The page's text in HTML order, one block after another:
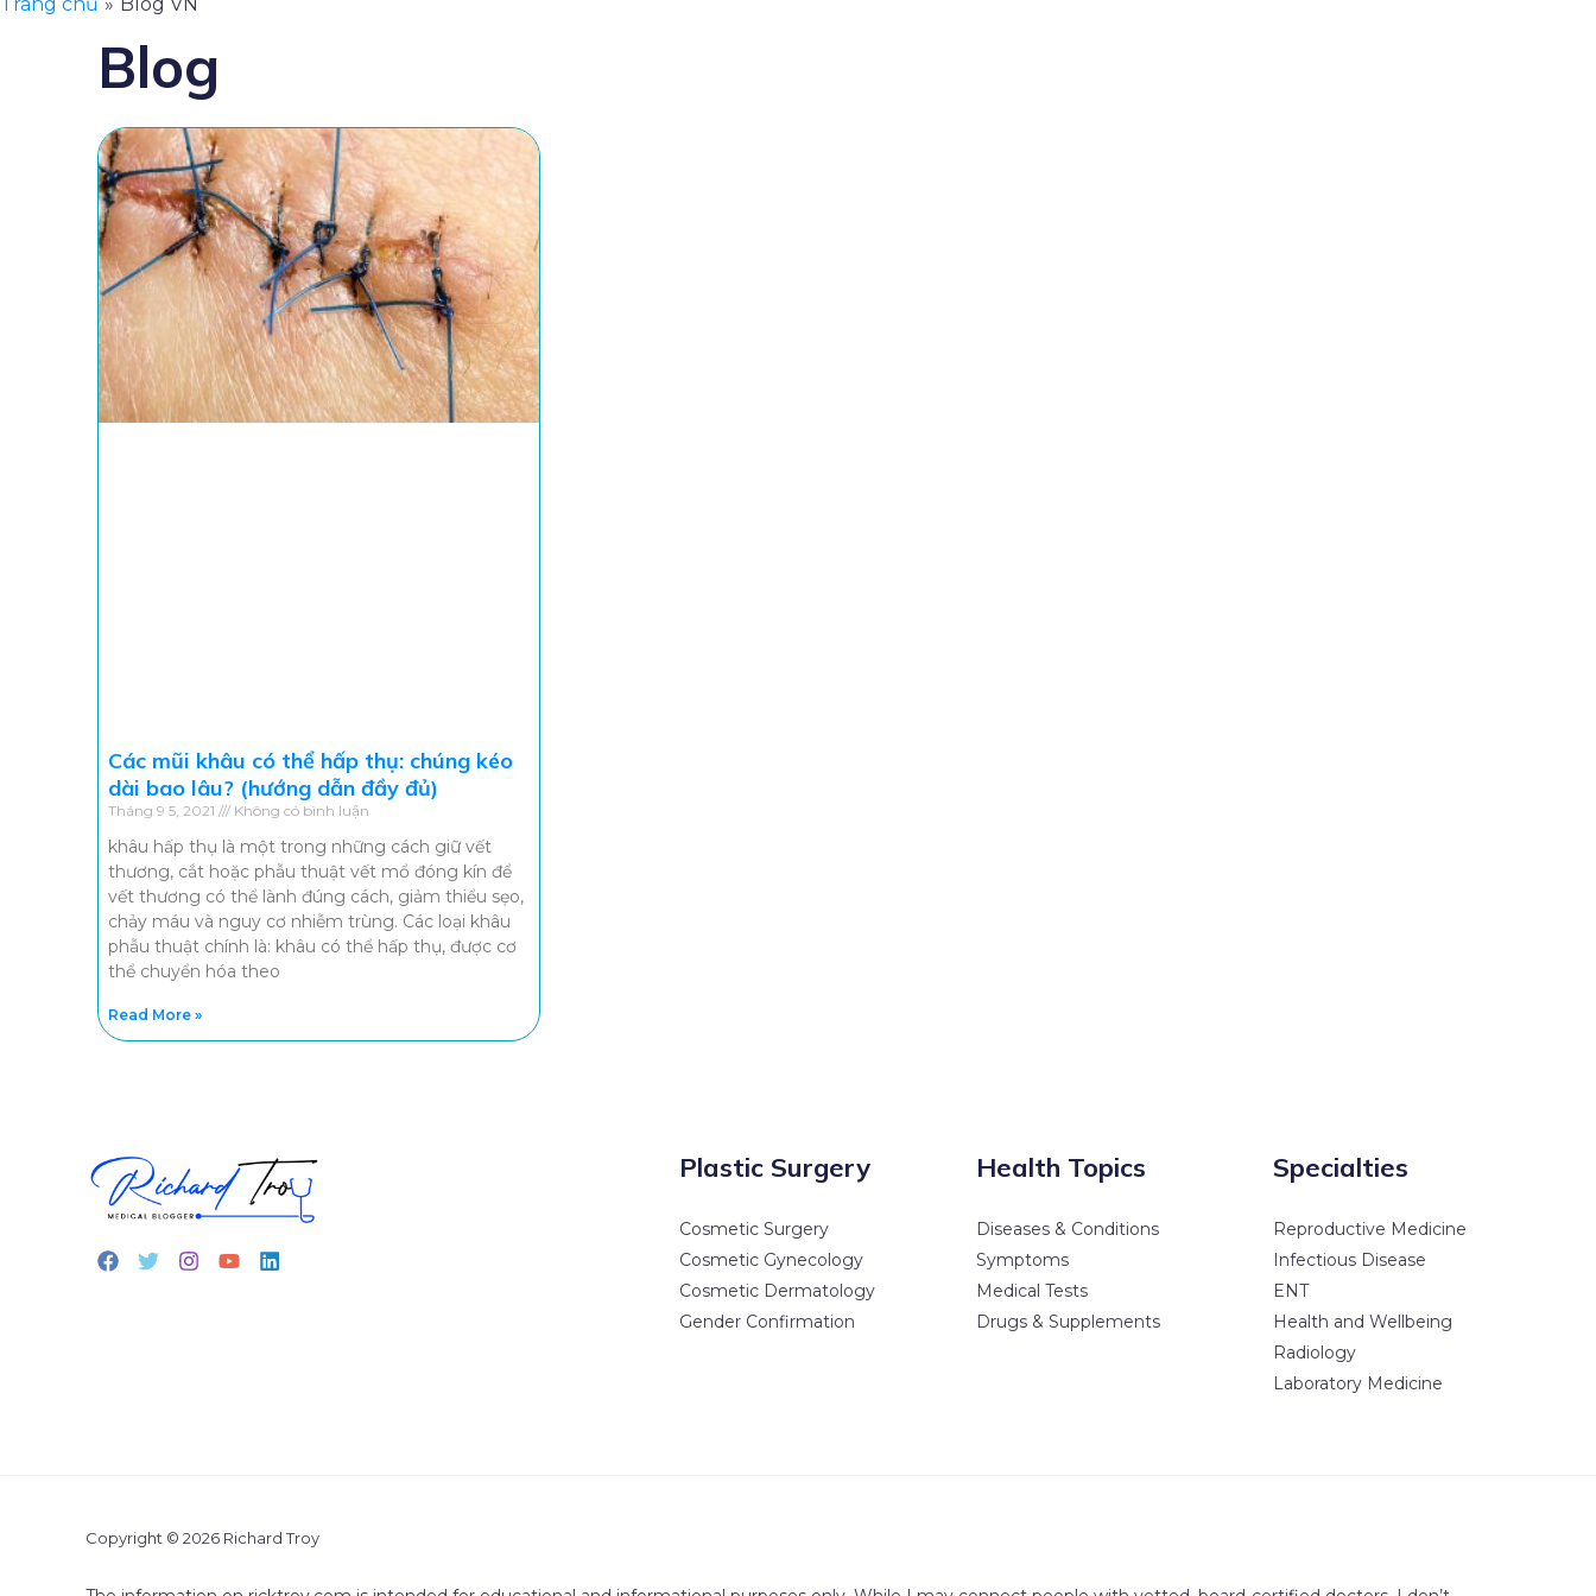
Blog
Các mũi khâu có thể hấp thụ: chúng kéo
dài bao lâu? (hướng dẫn đầy đủ)
Tháng 9 5, 2021 Không có bình luận
khâu hấp thụ là một trong những cách giữ vết
thương, cắt hoặc phẫu thuật vết mổ đóng kín để
vết thương có thể lành đúng cách, giảm thiểu sẹo,
chảy máu và nguy cơ nhiễm trùng. Các loại khâu
phẫu thuật chính là: khâu có thể hấp thụ, được cơ
thể chuyển hóa theo
Read More »
Plastic Surgery
Cosmetic Surgery
Cosmetic Gynecology
Cosmetic Dermatology
Gender Confirmation
Health Topics
Diseases & Conditions
Symptoms
Medical Tests
Drugs & Supplements
Specialties
Reproductive Medicine
Infectious Disease
ENT
Health and Wellbeing
Radiology
Laboratory Medicine
Copyright © 2026 Richard Troy